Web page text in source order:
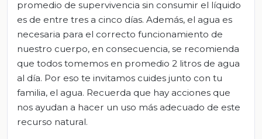
promedio de supervivencia sin consumir el líquido
es de entre tres a cinco días. Además, el agua es
necesaria para el correcto funcionamiento de
nuestro cuerpo, en consecuencia, se recomienda
que todos tomemos en promedio 2 litros de agua
al día. Por eso te invitamos cuides junto con tu
familia, el agua. Recuerda que hay acciones que
nos ayudan a hacer un uso más adecuado de este
recurso natural.